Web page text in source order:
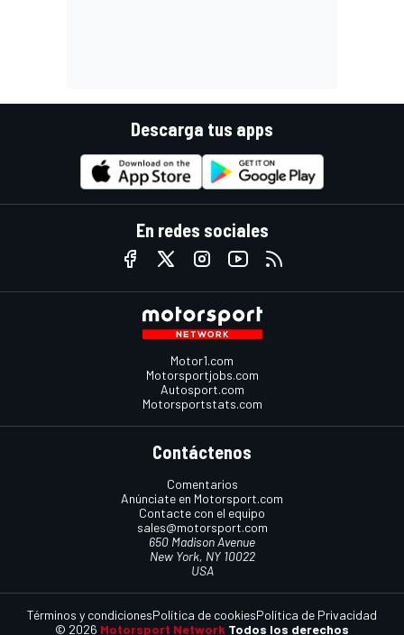
Descarga tus apps
En redes sociales
Motor1.com
Motorsportjobs.com
Autosport.com
Motorsportstats.com
Contáctenos
Comentarios
Anúnciate en Motorsport.com
Contacte con el equipo
sales@motorsport.com
650 Madison Avenue
New York, NY 10022
USA
© 2026 Motorsport Network Todos los derechos
Términos y condicionesPolítica de cookiesPolítica de Privacidad